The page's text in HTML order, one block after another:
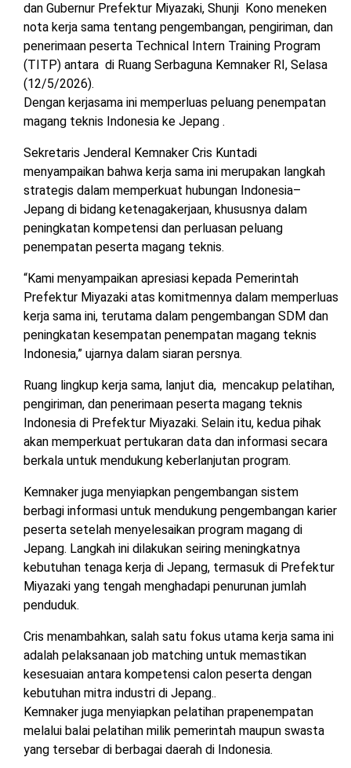
CYBER
dan Gubernur Prefektur Miyazaki, Shunji Kono meneken
nota kerja sama tentang pengembangan, pengiriman, dan
penerimaan peserta Technical Intern Training Program
(TITP) antara di Ruang Serbaguna Kemnaker RI, Selasa
(12/5/2026).
Dengan kerjasama ini memperluas peluang penempatan
magang teknis Indonesia ke Jepang .
Sekretaris Jenderal Kemnaker Cris Kuntadi
menyampaikan bahwa kerja sama ini merupakan langkah
strategis dalam memperkuat hubungan Indonesia–
Jepang di bidang ketenagakerjaan, khususnya dalam
peningkatan kompetensi dan perluasan peluang
penempatan peserta magang teknis.
“Kami menyampaikan apresiasi kepada Pemerintah
Prefektur Miyazaki atas komitmennya dalam memperluas
kerja sama ini, terutama dalam pengembangan SDM dan
peningkatan kesempatan penempatan magang teknis
Indonesia,” ujarnya dalam siaran persnya.
Ruang lingkup kerja sama, lanjut dia, mencakup pelatihan,
pengiriman, dan penerimaan peserta magang teknis
Indonesia di Prefektur Miyazaki. Selain itu, kedua pihak
akan memperkuat pertukaran data dan informasi secara
berkala untuk mendukung keberlanjutan program.
Kemnaker juga menyiapkan pengembangan sistem
berbagi informasi untuk mendukung pengembangan karier
peserta setelah menyelesaikan program magang di
Jepang. Langkah ini dilakukan seiring meningkatnya
kebutuhan tenaga kerja di Jepang, termasuk di Prefektur
Miyazaki yang tengah menghadapi penurunan jumlah
penduduk.
Cris menambahkan, salah satu fokus utama kerja sama ini
adalah pelaksanaan job matching untuk memastikan
kesesuaian antara kompetensi calon peserta dengan
kebutuhan mitra industri di Jepang..
Kemnaker juga menyiapkan pelatihan prapenempatan
melalui balai pelatihan milik pemerintah maupun swasta
yang tersebar di berbagai daerah di Indonesia.